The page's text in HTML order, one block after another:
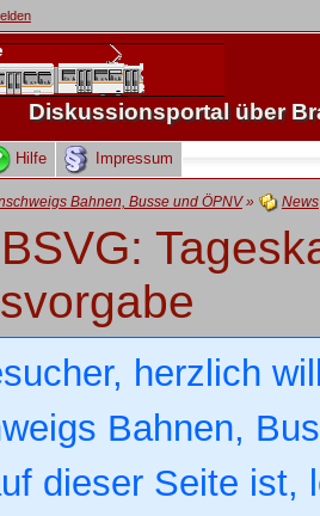
Diskussionsportal über
Hilfe Impressum
Bahnen, Busse und ÖPNV» News
herzlich
Bahnen,
dieser Seite